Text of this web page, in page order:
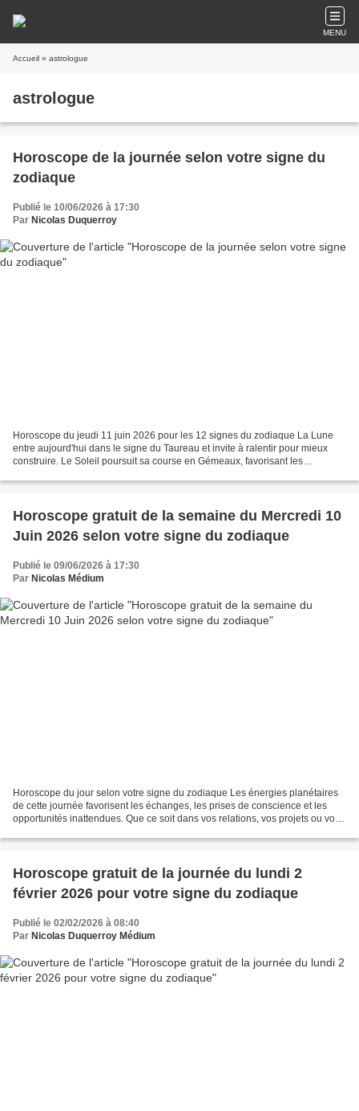
MENU
Accueil » astrologue
astrologue
Horoscope de la journée selon votre signe du
zodiaque
Publié le 10/06/2026 à 17:30
Par Nicolas Duquerroy
Horoscope du jeudi 11 juin 2026 pour les 12 signes du zodiaque La Lune
entre aujourd'hui dans le signe du Taureau et invite à ralentir pour mieux
construire. Le Soleil poursuit sa course en Gémeaux, favorisant les
Horoscope gratuit de la semaine du Mercredi 10
Juin 2026 selon votre signe du zodiaque
Publié le 09/06/2026 à 17:30
Par Nicolas Médium
Horoscope du jour selon votre signe du zodiaque Les énergies planétaires
de cette journée favorisent les échanges, les prises de conscience et les
opportunités inattendues. Que ce soit dans vos relations, vos projets ou vos
Horoscope gratuit de la journée du lundi 2
février 2026 pour votre signe du zodiaque
Publié le 02/02/2026 à 08:40
Par Nicolas Duquerroy Médium